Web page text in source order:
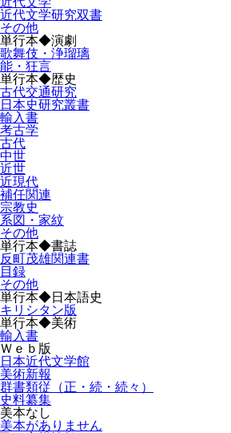
近代文学研究双書
その他
単行本◆演劇
歌舞伎・浄瑠璃
能・狂言
単行本◆歴史
古代交通研究
日本史研究叢書
輸入書
考古学
古代
中世
近世
近現代
補任関連
宗教史
系図・家紋
その他
単行本◆書誌
反町茂雄関連書
目録
その他
単行本◆日本語史
キリシタン版
単行本◆美術
輸入書
Ｗｅｂ版
日本近代文学館
美術新報
群書類従（正・続・続々）
史料纂集
美本なし
美本がありません